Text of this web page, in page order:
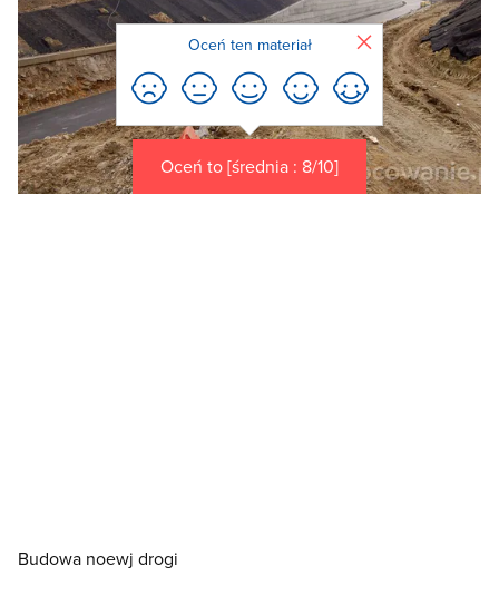
Oceń to [średnia : 8/10]
Oceń ten materiał Zamknij
Budowa noewj drogi